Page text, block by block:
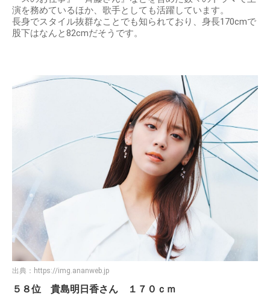
演を務めているほか、歌手としても活躍しています。
長身でスタイル抜群なことでも知られており、身長170cmで
股下はなんと82cmだそうです。
出典： https://img.ananweb.jp
５８位 貴島明日香さん １７０ｃｍ